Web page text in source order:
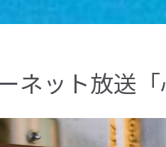
ネット放送「